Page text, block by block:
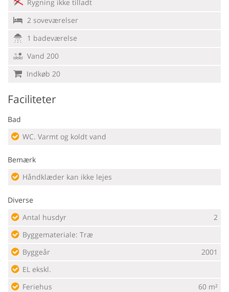
Rygning ikke tilladt
2 soveværelser
1 badeværelse
Vand 200
Indkøb 20
Faciliteter
Bad
WC. Varmt og koldt vand
Bemærk
Håndklæder kan ikke lejes
Diverse
Antal husdyr
2
Byggemateriale: Træ
Byggeår
2001
EL ekskl.
Feriehus
60 m²